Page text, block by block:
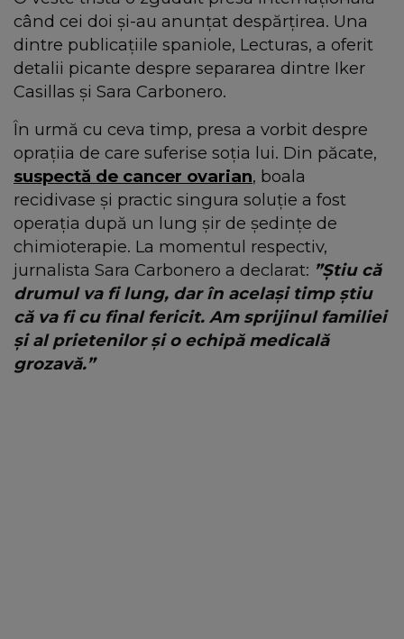
când cei doi și-au anunțat despărțirea. Una
dintre publicațiile spaniole, Lecturas, a oferit
detalii picante despre separarea dintre Iker
Casillas și Sara Carbonero.
În urmă cu ceva timp, presa a vorbit despre
oprațiia de care suferise soția lui. Din păcate,
suspectă de cancer ovarian, boala
recidivase și practic singura soluție a fost
operația după un lung șir de ședințe de
chimioterapie. La momentul respectiv,
jurnalista Sara Carbonero a declarat: ”Știu că
drumul va fi lung, dar în același timp știu
că va fi cu final fericit. Am sprijinul familiei
și al prietenilor și o echipă medicală
grozavă.”